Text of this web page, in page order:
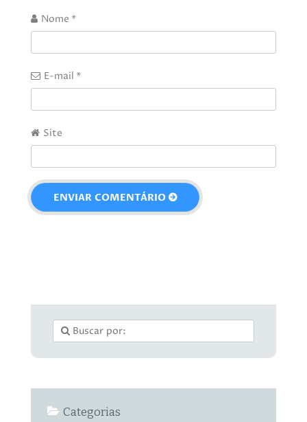
Nome *
E-mail *
Site
Categorias